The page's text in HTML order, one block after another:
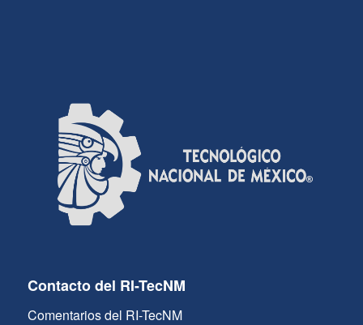
Contacto del RI-TecNM
Comentarios del RI-TecNM